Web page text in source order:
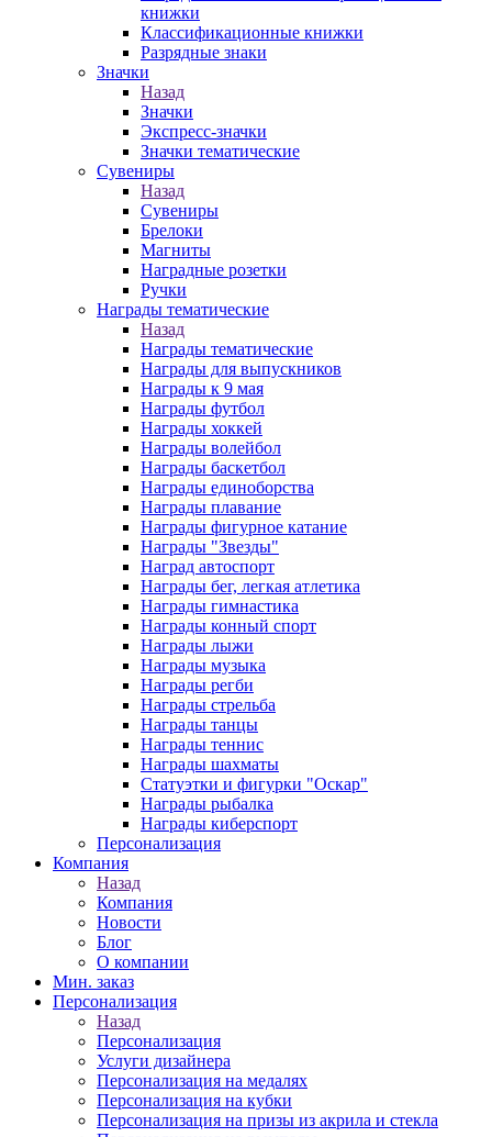
книжки
Классификационные книжки
Разрядные знаки
Значки
Назад
Значки
Экспресс-значки
Значки тематические
Сувениры
Назад
Сувениры
Брелоки
Магниты
Наградные розетки
Ручки
Награды тематические
Назад
Награды тематические
Награды для выпускников
Награды к 9 мая
Награды футбол
Награды хоккей
Награды волейбол
Награды баскетбол
Награды единоборства
Награды плавание
Награды фигурное катание
Награды "Звезды"
Наград автоспорт
Награды бег, легкая атлетика
Награды гимнастика
Награды конный спорт
Награды лыжи
Награды музыка
Награды регби
Награды стрельба
Награды танцы
Награды теннис
Награды шахматы
Статуэтки и фигурки "Оскар"
Награды рыбалка
Награды киберспорт
Персонализация
Компания
Назад
Компания
Новости
Блог
О компании
Мин. заказ
Персонализация
Назад
Персонализация
Услуги дизайнера
Персонализация на медалях
Персонализация на кубки
Персонализация на призы из акрила и стекла